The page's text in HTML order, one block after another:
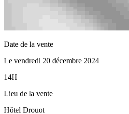
Date de la vente
Le vendredi 20 décembre 2024
14H
Lieu de la vente
Hôtel Drouot